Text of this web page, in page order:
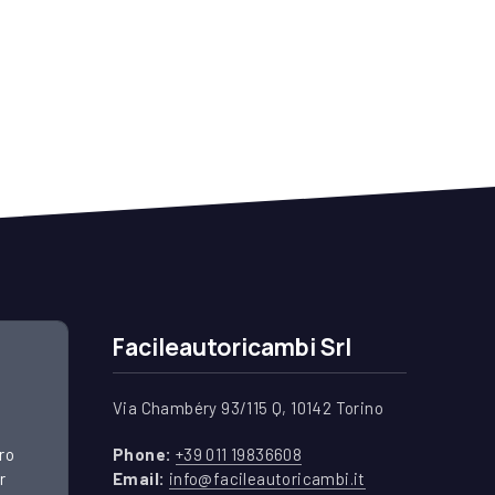
Facileautoricambi Srl
Via Chambéry 93/115 Q, 10142 Torino
Phone: +39 011 19836608
Email: info@facileautoricambi.it